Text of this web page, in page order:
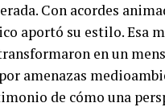
Con acordes
aportó su estilo. Esa
en un
amenazas
de cómo una